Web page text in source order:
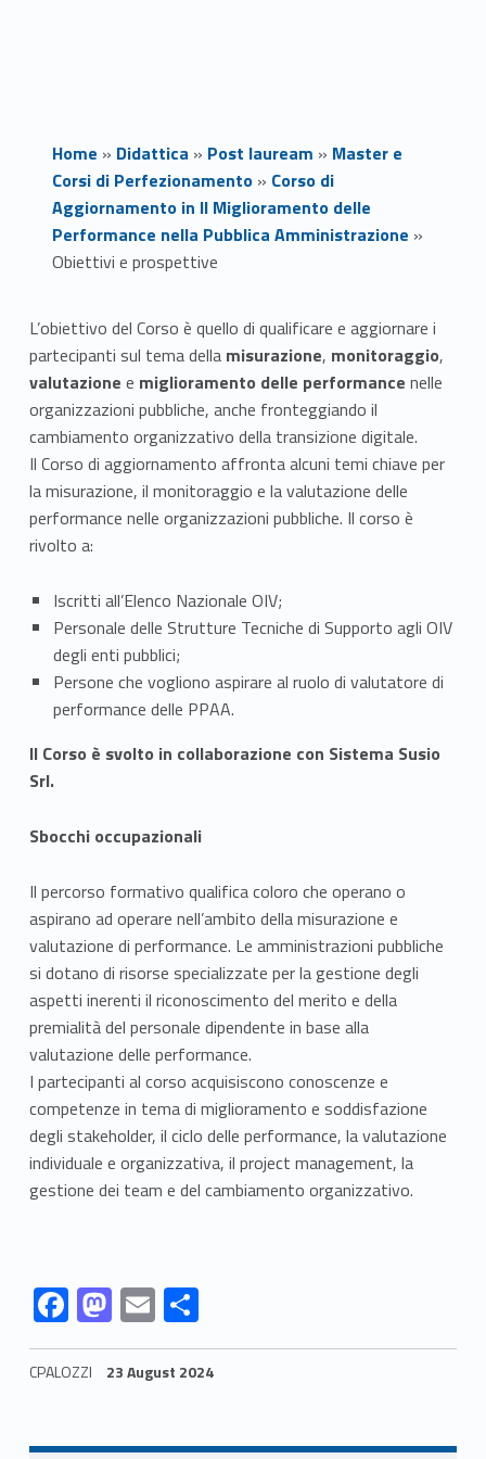
Home » Didattica » Post lauream » Master e
Corsi di Perfezionamento» Corso di
Aggiornamento in Il Miglioramento delle
Performance nella Pubblica Amministrazione »
Obiettivi e prospettive
O
b
i
e
t
t
i
v
i
p
o
s
p
e
t
t
i
v
e
L’obiettivo del Corso è quello di qualificare e aggiornare i
partecipanti sul tema della misurazione, monitoraggio,
valutazione e miglioramento delle performance nelle
organizzazioni pubbliche, anche fronteggiando il
cambiamento organizzativo della transizione digitale.
Il Corso di aggiornamento affronta alcuni temi chiave per
la misurazione, il monitoraggio e la valutazione delle
performance nelle organizzazioni pubbliche. Il corso è
rivolto a:
Iscritti all’Elenco Nazionale OIV;
Personale delle Strutture Tecniche di Supporto agli OIV
degli enti pubblici;
Persone che vogliono aspirare al ruolo di valutatore di
performance delle PPAA.
Il Corso è svolto in collaborazione con Sistema Susio
Srl.
Sbocchi occupazionali
Il percorso formativo qualifica coloro che operano o
aspirano ad operare nell’ambito della misurazione e
valutazione di performance. Le amministrazioni pubbliche
si dotano di risorse specializzate per la gestione degli
aspetti inerenti il riconoscimento del merito e della
premialità del personale dipendente in base alla
valutazione delle performance.
I partecipanti al corso acquisiscono conoscenze e
competenze in tema di miglioramento e soddisfazione
degli stakeholder, il ciclo delle performance, la valutazione
individuale e organizzativa, il project management, la
gestione dei team e del cambiamento organizzativo.
Link identifier #identifier__116417-1 F
ac
e
o
Link identifier #identifier__62247-2 M
as
to
o
Link identifier #identifier__174297-3 E
m
ai
Link identifier #identifier__43577-4 S
h
ar
CPALOZZI 23 August 2024